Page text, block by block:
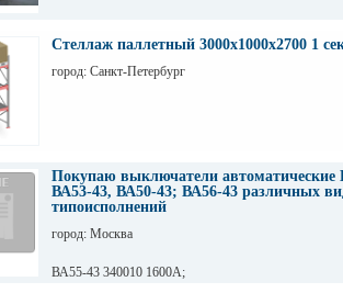
Стеллаж паллетный 3000х1000х2700 1
город: Санкт-Петербург
Покупаю выключатели автоматические
ВА53-43, ВА50-43; ВА56-43 различных
типоисполнений
город: Москва
ВА55-43 340010 1600А;